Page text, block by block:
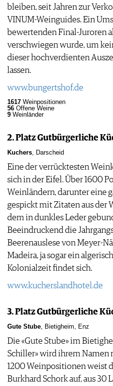
bleiben, seit Jahren zur
VINUM-Weinguides. Ein
bewertenden Final-Juroren
verschwiegen wurde, um
dieser hochverdienten
lassen.
www.bungertshof.de
1617 Weinpositionen
56 Offene Weine
9 Weinländer
2. Platz Gutbürgerliche
Kuchers, Darscheid
Eine der verrücktesten
sich in der Eifel. Über 1600
Weinländern, darunter eine
gespickt mit Zitaten aus der
dem in dunkles Leder
Beeindruckend die
Beerenauslese von Meyer-
Madeira, ja sogar ein
Kolonialzeit findet sich.
www.kucherslandhotel.de
3. Platz Gutbürgerliche
Gute Stube, Bietigheim, Enz
Die «Gute Stube» im
Schiller» wird ihrem Namen
1200 Weinpositionen weist
Burkhard Schork auf, aus 30